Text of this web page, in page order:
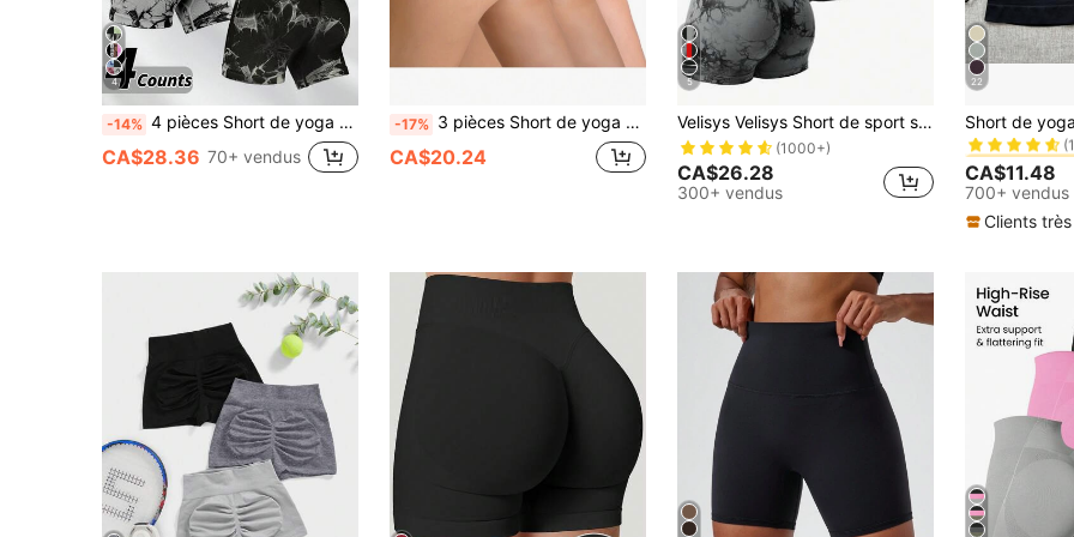
4
-14% 4 pièces Short de yoga sans couture tie-dye pour femmes, polyvalent pour l'escalade en extérieur, le port quotidien, la salle de gym, l'exercice, les sports d'été
CA$28.36 70+ vendus
-17% 3 pièces Short de yoga sans couture taille haute tie-dye pour femmes, absorbant l'humidité, short de sport d'été quotidien
CA$20.24
5
Velisys Velisys Short de sport simple et élégant pour un usage quotidien, short de transpiration pour femmes, short de gym, short de cycliste
(1000+)
CA$26.28
300+ vendus
22
#2 BEST-
#2 BEST-
#2 BEST-
CA$11.48
700+ vendus
Clients